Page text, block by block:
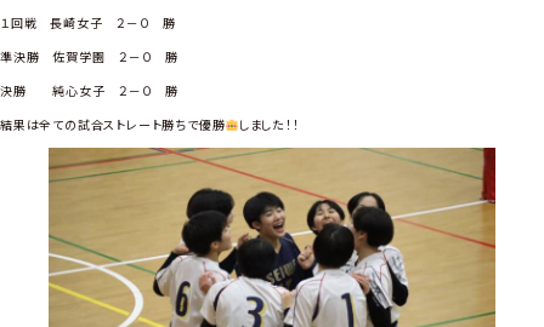
１回戦 長崎女子 ２－０ 勝
準決勝 佐賀学園 ２－０ 勝
決勝 純心女子 ２－０ 勝
結果は全ての試合ストレート勝ちで優勝
しました！！